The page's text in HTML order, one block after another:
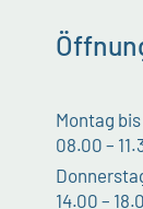
Montag
08.00 –
14.00 –